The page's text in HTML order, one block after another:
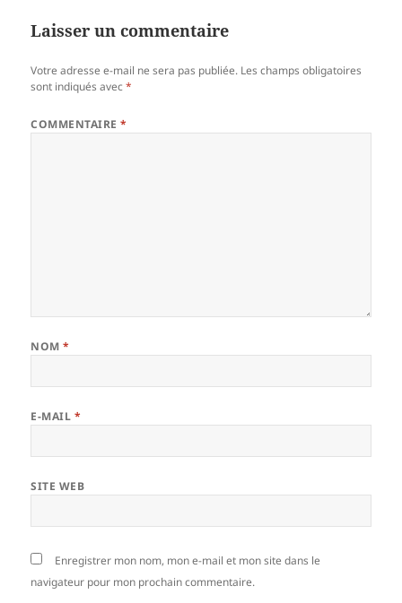
Laisser un commentaire
Votre adresse e-mail ne sera pas publiée. Les champs obligatoires
sont indiqués avec*
COMMENTAIRE*
NOM*
E-MAIL *
SITE WEB
Enregistrer mon nom, mon e-mail et mon site dans le
navigateur pour mon prochain commentaire.